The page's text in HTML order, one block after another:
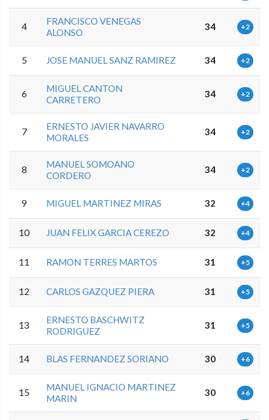
4
FRANCISCO VENEGAS
ALONSO
34 +2
5 JOSE MANUEL SANZ RAMIREZ 34 +2
6
MIGUEL CANTON
CARRETERO
34 +2
7
ERNESTO JAVIER NAVARRO
MORALES
34 +2
8
MANUEL SOMOANO
CORDERO
34 +2
9 MIGUEL MARTINEZ MIRAS 32 +4
10 JUAN FELIX GARCIA CEREZO 32 +4
11 RAMON TERRES MARTOS 31 +5
12 CARLOS GAZQUEZ PIERA 31 +5
13
ERNESTO BASCHWITZ
RODRIGUEZ
31 +5
14 BLAS FERNANDEZ SORIANO 30 +6
15
MANUEL IGNACIO MARTINEZ
MARIN
30 +6